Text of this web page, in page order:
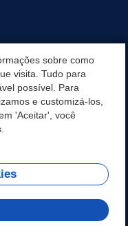
sobre como
visita. Tudo para
possível. Para
e customizá-los,
'Aceitar', você